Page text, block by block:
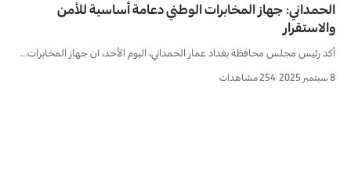
الحمداني: جهاز المخابرات الوطني دعامة أساسية للأمن
والاستقرار
أكد رئيس مجلس محافظة بغداد عمار الحمداني، اليوم الأحد، ان جهاز المخابرات…
8 سبتمبر 2025 254 مشاهدات